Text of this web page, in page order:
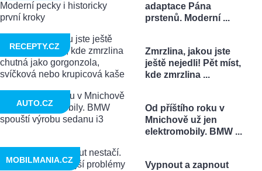
adaptace Pána
prstenů. Moderní ...
Zmrzlina, jakou jste
ještě nejedli! Pět míst,
kde zmrzlina ...
RECEPTY.CZ
Od příštího roku v
Mnichově už jen
elektromobily. BMW ...
AUTO.CZ
Vypnout a zapnout
MOBILMANIA.CZ